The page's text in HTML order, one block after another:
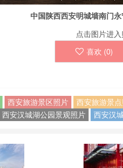
中国陕西西安明城墙南门
点击图片进
喜欢 (0)
西安旅游景区照片
西安旅游景
西安汉城湖公园景观照片 西安汉